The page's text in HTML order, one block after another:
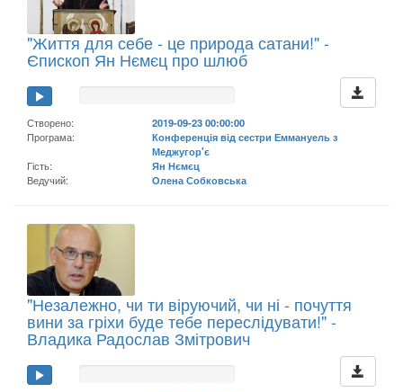
"Життя для себе - це природа сатани!" -
Єпископ Ян Нємєц про шлюб
Створено:
2019-09-23 00:00:00
Програма:
Конференція від сестри Еммануель з
Меджугор'є
Гість:
Ян Нємєц
Ведучий:
Олена Собковська
"Незалежно, чи ти віруючий, чи ні - почуття
вини за гріхи буде тебе переслідувати!" -
Владика Радослав Змітрович